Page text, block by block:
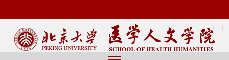
| |